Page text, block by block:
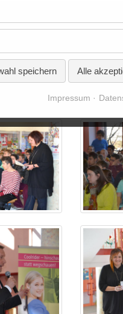
speichern Alle
Impressum